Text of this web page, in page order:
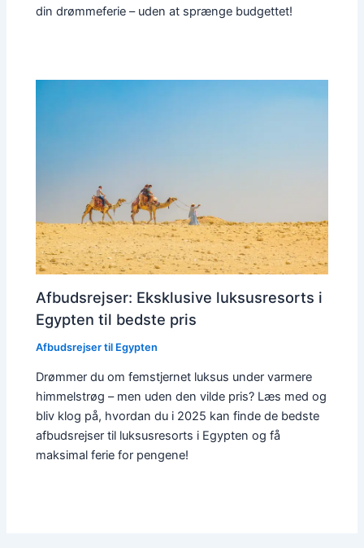
din drømmeferie – uden at sprænge budgettet!
Afbudsrejser: Eksklusive luksusresorts i
Egypten til bedste pris
Afbudsrejser til Egypten
Drømmer du om femstjernet luksus under varmere
himmelstrøg – men uden den vilde pris? Læs med og
bliv klog på, hvordan du i 2025 kan finde de bedste
afbudsrejser til luksusresorts i Egypten og få
maksimal ferie for pengene!